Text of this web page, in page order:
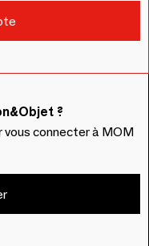
?
connecter à MOM